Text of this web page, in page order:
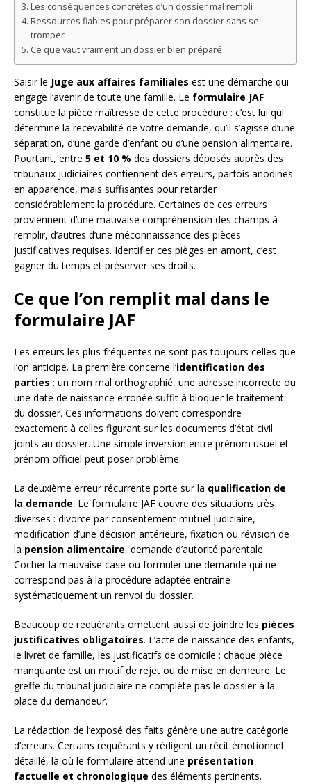
Les conséquences concrètes d’un dossier mal rempli
Ressources fiables pour préparer son dossier sans se
tromper
Ce que vaut vraiment un dossier bien préparé
Saisir le Juge aux affaires familiales est une démarche qui
engage l’avenir de toute une famille. Le formulaire JAF
constitue la pièce maîtresse de cette procédure : c’est lui qui
détermine la recevabilité de votre demande, qu’il s’agisse d’une
séparation, d’une garde d’enfant ou d’une pension alimentaire.
Pourtant, entre 5 et 10 % des dossiers déposés auprès des
tribunaux judiciaires contiennent des erreurs, parfois anodines
en apparence, mais suffisantes pour retarder
considérablement la procédure. Certaines de ces erreurs
proviennent d’une mauvaise compréhension des champs à
remplir, d’autres d’une méconnaissance des pièces
justificatives requises. Identifier ces pièges en amont, c’est
gagner du temps et préserver ses droits.
Ce que l’on remplit mal dans le
formulaire JAF
Les erreurs les plus fréquentes ne sont pas toujours celles que
l’on anticipe. La première concerne l’identification des
parties : un nom mal orthographié, une adresse incorrecte ou
une date de naissance erronée suffit à bloquer le traitement
du dossier. Ces informations doivent correspondre
exactement à celles figurant sur les documents d’état civil
joints au dossier. Une simple inversion entre prénom usuel et
prénom officiel peut poser problème.
La deuxième erreur récurrente porte sur la qualification de
la demande. Le formulaire JAF couvre des situations très
diverses : divorce par consentement mutuel judiciaire,
modification d’une décision antérieure, fixation ou révision de
la pension alimentaire, demande d’autorité parentale.
Cocher la mauvaise case ou formuler une demande qui ne
correspond pas à la procédure adaptée entraîne
systématiquement un renvoi du dossier.
Beaucoup de requérants omettent aussi de joindre les pièces
justificatives obligatoires. L’acte de naissance des enfants,
le livret de famille, les justificatifs de domicile : chaque pièce
manquante est un motif de rejet ou de mise en demeure. Le
greffe du tribunal judiciaire ne complète pas le dossier à la
place du demandeur.
La rédaction de l’exposé des faits génère une autre catégorie
d’erreurs. Certains requérants y rédigent un récit émotionnel
détaillé, là où le formulaire attend une présentation
factuelle et chronologique des éléments pertinents.